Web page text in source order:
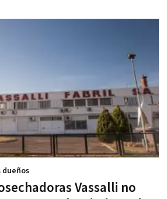
Vassalli no
dueños